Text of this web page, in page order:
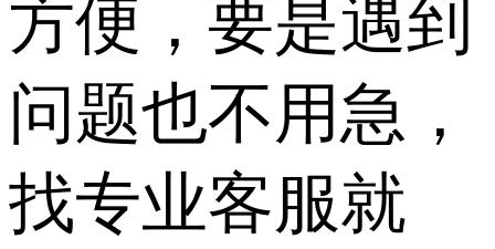
方便，要是遇到
问题也不用急，
找专业客服就